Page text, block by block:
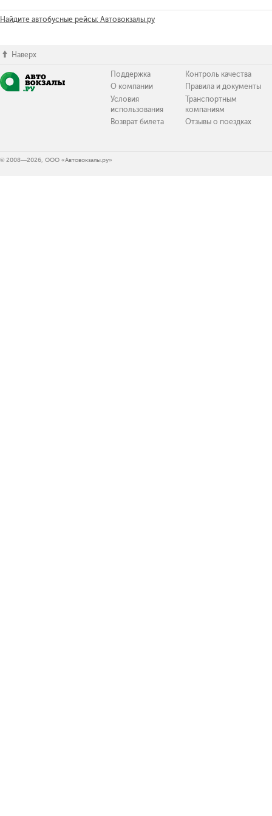
Найдите автобусные рейсы: Автовокзалы.ру
Наверх
Поддержка
О компании
Условия
использования
Возврат билета
Контроль качества
Правила и документы
Транспортным
компаниям
Отзывы о поездках
© 2008—2026, ООО «Автовокзалы.ру»